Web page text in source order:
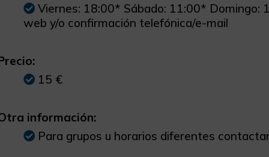
Viernes: 18:00* Sábado: 11:00*
web y/o confirmación telefónica/e-mail
15 €
información:
Para grupos u horarios diferentes